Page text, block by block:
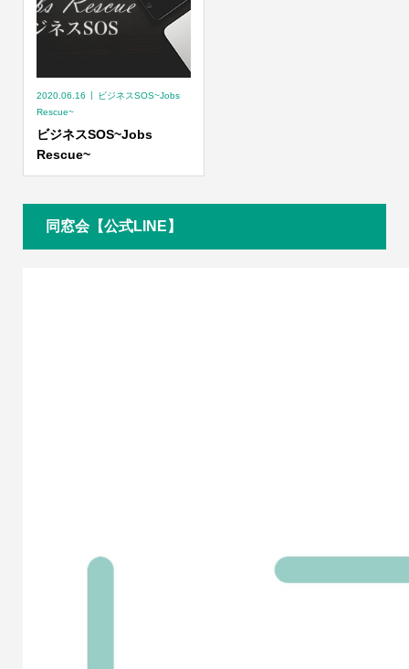
2020.06.16
ビジネスSOS~Jobs
Rescue~
ビジネスSOS~Jobs
Rescue~
同窓会【公式LINE】